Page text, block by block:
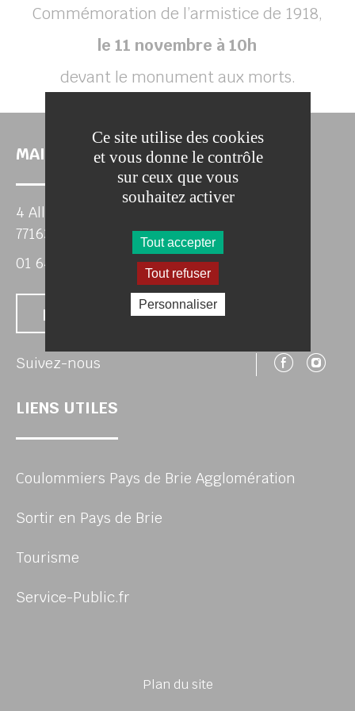
Commémoration de l’armistice de 1918,
le 11 novembre à 10h
devant le monument aux morts.
MAIRIE DE DAMMARTIN-SUR-TIGEAUX
4 Allée du Parc
77163 DAMMARTIN-SUR-TIGEAUX
01 64 04 32 72
Nous contacter
Suivez-nous
LIENS UTILES
Coulommiers Pays de Brie Agglomération
Sortir en Pays de Brie
Tourisme
Service-Public.fr
Plan du site
Ce site utilise des cookies
et vous donne le contrôle
sur ceux que vous
souhaitez activer
Tout accepter
Tout refuser
Personnaliser